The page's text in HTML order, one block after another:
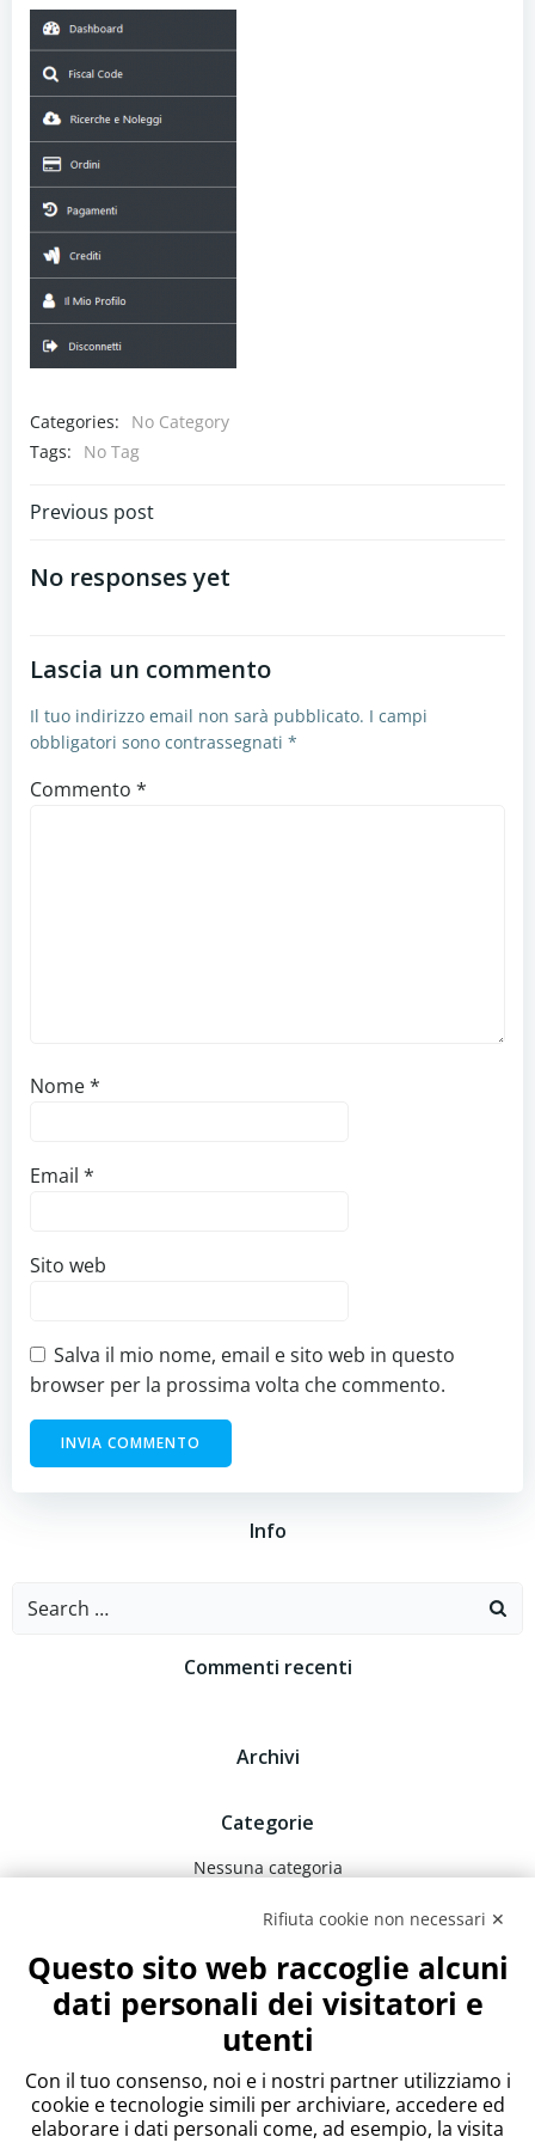
Categories:
No Category
Tags:
No Tag
Navigazione
articoli
Previous post
No responses yet
Lascia un commento
Il tuo indirizzo email non sarà pubblicato. I campi
obbligatori sono contrassegnati *
Commento *
Nome*
Email *
Sito web
Salva il mio nome, email e sito web in questo
browser per la prossima volta che commento.
Info
Search
Commenti recenti
Archivi
Categorie
Nessuna categoria
Meta
Accedi
Feed dei contenuti
Feed dei commenti
WordPress.org
Rifiuta cookie non necessari ✕
Questo sito web raccoglie alcuni
dati personali dei visitatori e
utenti
Con il tuo consenso, noi e i nostri partner utilizziamo i
cookie e tecnologie simili per archiviare, accedere ed
elaborare i dati personali come, ad esempio, la visita